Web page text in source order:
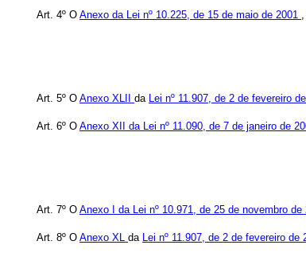
Art. 4º O Anexo da Lei nº 10.225, de 15 de maio de 2001 ,
Art. 5º O Anexo XLII da Lei nº 11.907, de 2 de fevereiro
Art. 6º O Anexo XII da Lei nº 11.090, de 7 de janeiro de
Art. 7º O Anexo I da Lei nº 10.971, de 25 de novembro de
Art. 8º O Anexo XL da Lei nº 11.907, de 2 de fevereiro de